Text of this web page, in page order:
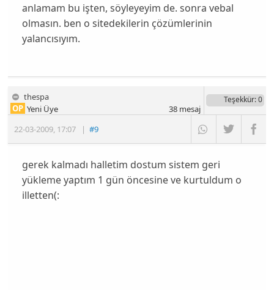
anlamam bu işten, söyleyeyim de. sonra vebal
olmasın. ben o sitedekilerin çözümlerinin
yalancısıyım.
thespa
22-03-2009 17:07 |#9
OP Yeni Üye
Teşekkür: 0
38mesaj
gerek kalmadı halletim dostum sistem geri
yükleme yaptım 1 gün öncesine ve kurtuldum o
illetten(: